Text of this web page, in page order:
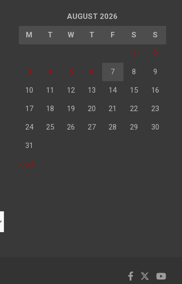
AUGUST 2026
M T W T F S S
1 2
3 4 5 6 7 8 9
10 11 12 13 14 15 16
17 18 19 20 21 22 23
24 25 26 27 28 29 30
31
« Jul